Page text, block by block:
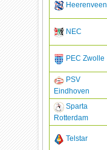
Heerenveen
NEC
PEC Zwolle
PSV
Eindhoven
Sparta
Rotterdam
Telstar